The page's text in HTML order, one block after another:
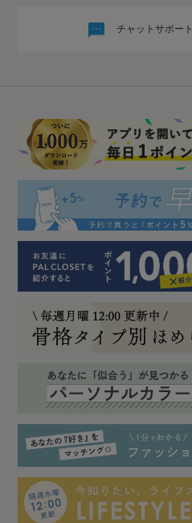
チャットサポート